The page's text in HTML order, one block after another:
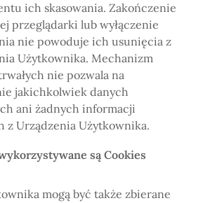
ich skasowania. Zakończenie
przeglądarki lub wyłączenie
nie powoduje ich usunięcia z
Użytkownika. Mechanizm
nie pozwala na
jakichkolwiek danych
ani żadnych informacji
z Urządzenia Użytkownika.
są Cookies
mogą być także zbierane